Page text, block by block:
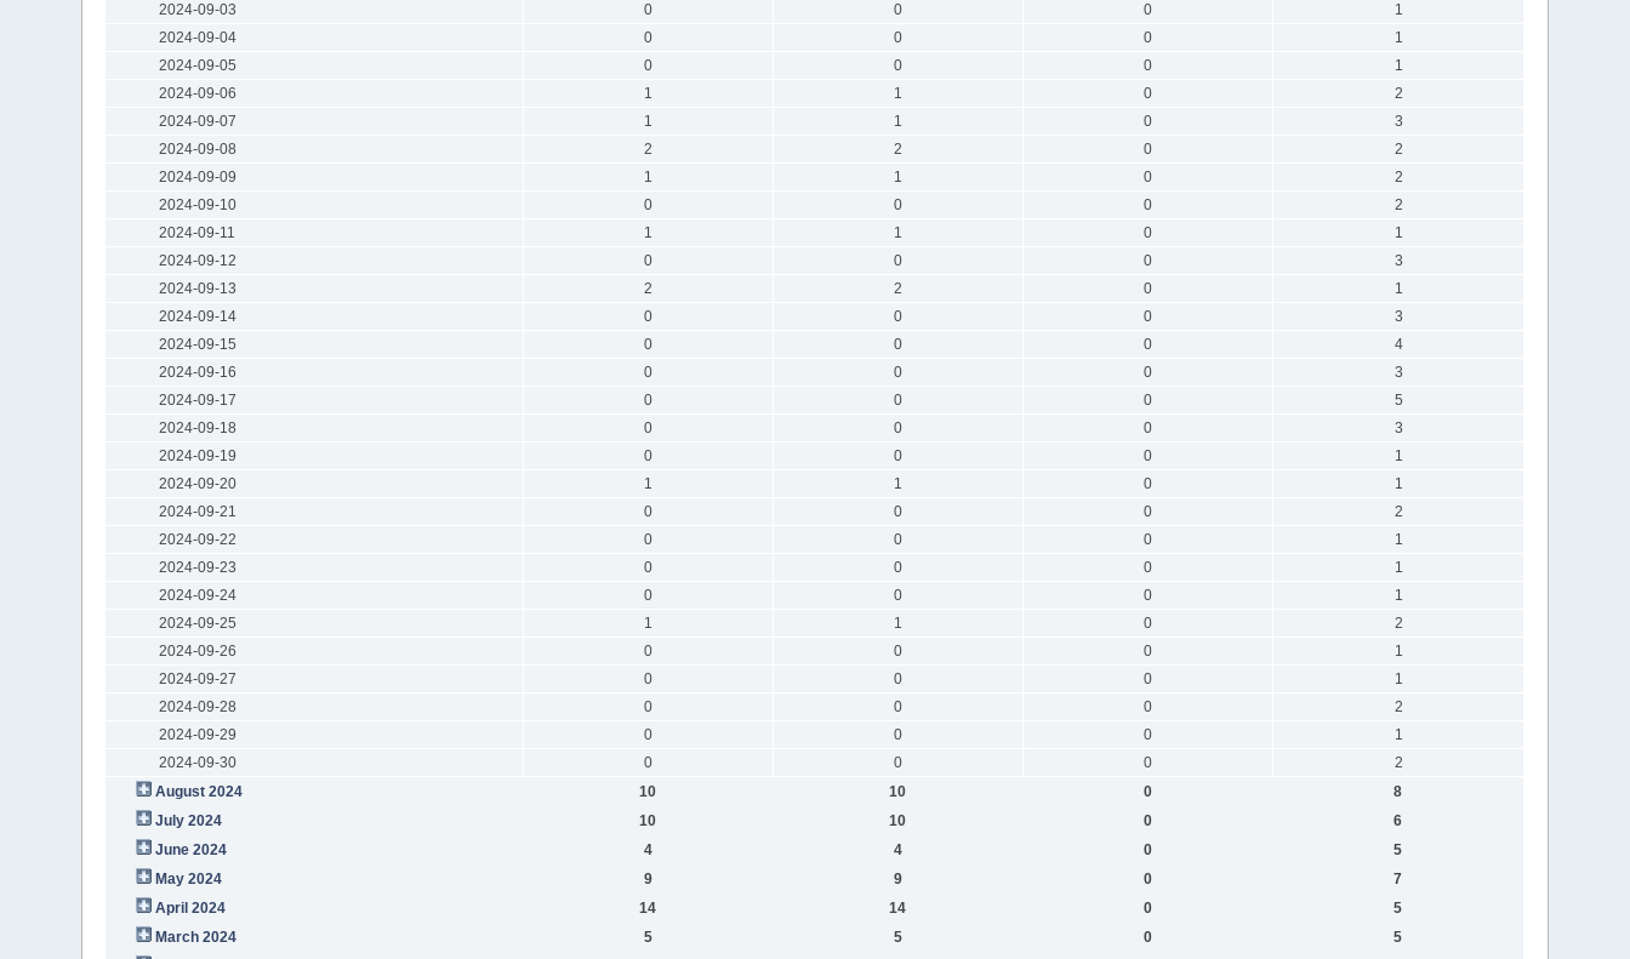
2024-09-03
0 0 0
1
2024-09-04
0 0 0
1
2024-09-05
0 0 0
1
2024-09-06
1 1 0
2
2024-09-07
1 1 0
3
2024-09-08
2 2 0
2
2024-09-09
1 1 0
2
2024-09-10
0 0 0
2
2024-09-11
1 1 0
1
2024-09-12
0 0 0
3
2024-09-13
2 2 0
1
2024-09-14
0 0 0
3
2024-09-15
0 0 0
4
2024-09-16
0 0 0
3
2024-09-17
0 0 0
5
2024-09-18
0 0 0
3
2024-09-19
0 0 0
1
2024-09-20
1 1 0
1
2024-09-21
0 0 0
2
2024-09-22
0 0 0
1
2024-09-23
0 0 0
1
2024-09-24
0 0 0
1
2024-09-25
1 1 0
2
2024-09-26
0 0 0
1
2024-09-27
0 0 0
1
2024-09-28
0 0 0
2
2024-09-29
0 0 0
1
2024-09-30
0 0 0
2
August 2024
10 10 0
8
July 2024
10 10 0
6
June 2024
4 4 0
5
May 2024
9 9 0
7
April 2024
14 14 0
5
March 2024
5 5 0
5